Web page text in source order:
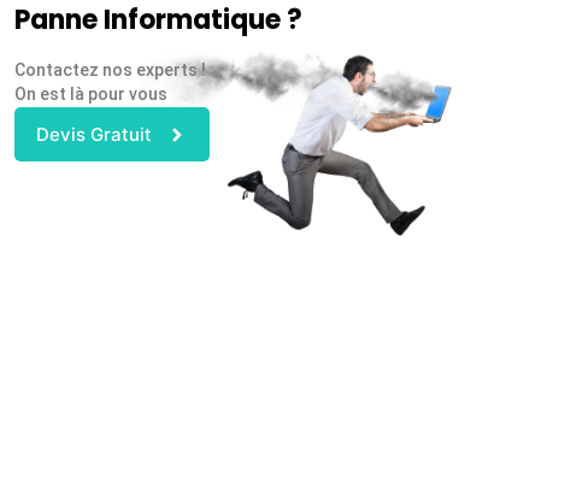
Panne Informatique ?
Contactez nos experts !
On est là pour vous
Devis Gratuit